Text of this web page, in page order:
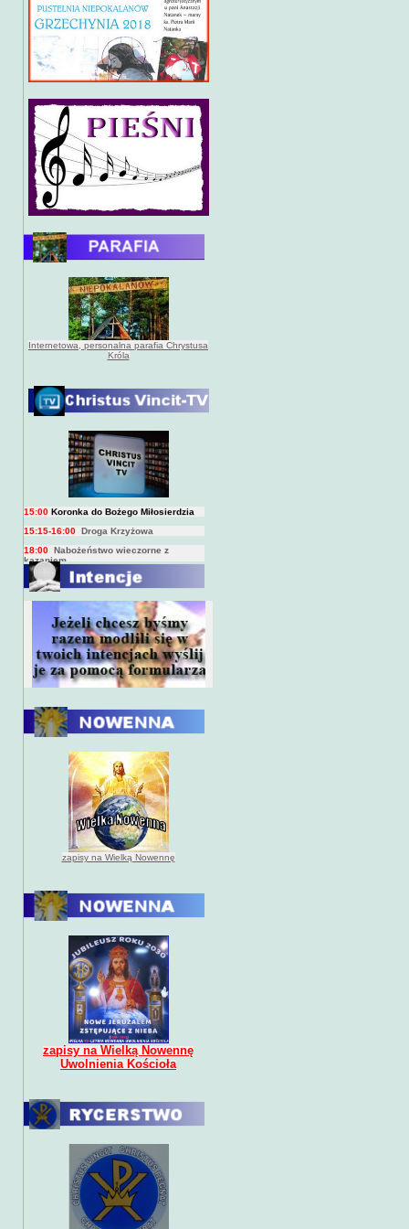
Internetowa, personalna parafia Chrystusa
Króla
BIEŻĄCY PROGRAM TRANSMISJI
BEZPOŚREDNICH(na żywo)
Msza święta
Koronka do Bożego Miłosierdzia
15:15-16:00 Droga Krzyżowa
18:00 Nabożeństwo wieczorne z
kazaniem
10:00
Niedzielna Msza święta w miarę
możliwości ks. Piotra
zapisy na Wielką Nowennę
zapisy na Wielką Nowennę
Uwolnienia Kościoła